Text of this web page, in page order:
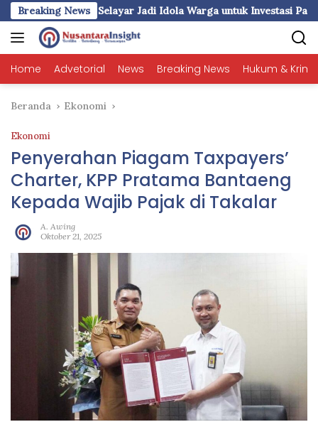
Langsung
ke
konten
Breaking News
BAZNAS Selayar Jadi Idola Warga untuk Investasi Pahala
Home Advetorial News Breaking News Hukum &
Beranda Ekonomi
Ekonomi
Penyerahan Piagam Taxpayers’
Charter, KPP Pratama Bantaeng
Kepada Wajib Pajak di Takalar
A. Awing
Oktober 21, 2025